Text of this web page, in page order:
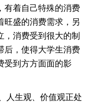
着自己特殊的消费
旺盛的消费需求，另
消费受到很大的制
后，使得大学生消费
受到方方面面的影
生观、价值观正处